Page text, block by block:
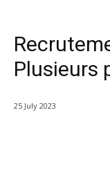
Plusieurs
25 July 2023